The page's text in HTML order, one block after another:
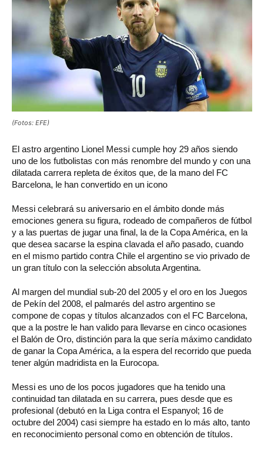
(Fotos: EFE)
El astro argentino Lionel Messi cumple hoy 29 años siendo
uno de los futbolistas con más renombre del mundo y con una
dilatada carrera repleta de éxitos que, de la mano del FC
Barcelona, le han convertido en un icono
Messi celebrará su aniversario en el ámbito donde más
emociones genera su figura, rodeado de compañeros de fútbol
y a las puertas de jugar una final, la de la Copa América, en la
que desea sacarse la espina clavada el año pasado, cuando
en el mismo partido contra Chile el argentino se vio privado de
un gran título con la selección absoluta Argentina.
Al margen del mundial sub-20 del 2005 y el oro en los Juegos
de Pekín del 2008, el palmarés del astro argentino se
compone de copas y títulos alcanzados con el FC Barcelona,
que a la postre le han valido para llevarse en cinco ocasiones
el Balón de Oro, distinción para la que sería máximo candidato
de ganar la Copa América, a la espera del recorrido que pueda
tener algún madridista en la Eurocopa.
Messi es uno de los pocos jugadores que ha tenido una
continuidad tan dilatada en su carrera, pues desde que es
profesional (debutó en la Liga contra el Espanyol; 16 de
octubre del 2004) casi siempre ha estado en lo más alto, tanto
en reconocimiento personal como en obtención de títulos.